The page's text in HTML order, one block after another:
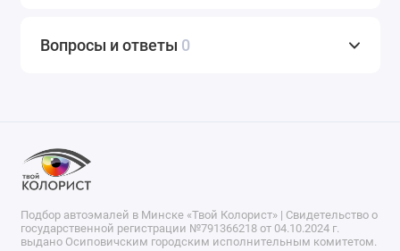
Вопросы и ответы 0
Подбор автоэмалей в Минске «Твой Колорист» | Свидетельство о
государственной регистрации №791366218 от 04.10.2024 г.
выдано Осиповичским городским исполнительным комитетом.